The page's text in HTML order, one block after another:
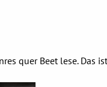
quer Beet lese. Das ist